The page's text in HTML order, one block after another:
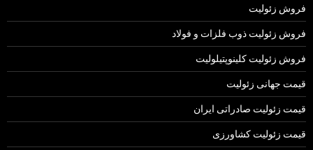
فروش زئولیت
فروش زئولیت ذوب فلزات و فولاد
فروش زئولیت کلینوپتیلولیت
قیمت جهانی زئولیت
قیمت زئولیت صادراتی ایران
قیمت زئولیت کشاورزی